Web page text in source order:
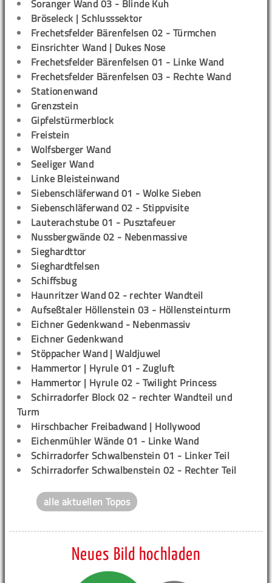
Soranger Wand 03 - Blinde Kuh
Bröseleck | Schlusssektor
Frechetsfelder Bärenfelsen 02 - Türmchen
Einsrichter Wand | Dukes Nose
Frechetsfelder Bärenfelsen 01 - Linke Wand
Frechetsfelder Bärenfelsen 03 - Rechte Wand
Stationenwand
Grenzstein
Gipfelstürmerblock
Freistein
Wolfsberger Wand
Seeliger Wand
Linke Bleisteinwand
Siebenschläferwand 01 - Wolke Sieben
Siebenschläferwand 02 - Stippvisite
Lauterachstube 01 - Pusztafeuer
Nussbergwände 02 - Nebenmassive
Sieghardttor
Sieghardtfelsen
Schiffsbug
Haunritzer Wand 02 - rechter Wandteil
Aufseßtaler Höllenstein 03 - Höllensteinturm
Eichner Gedenkwand - Nebenmassiv
Eichner Gedenkwand
Stöppacher Wand | Waldjuwel
Hammertor | Hyrule 01 - Zugluft
Hammertor | Hyrule 02 - Twilight Princess
Schirradorfer Block 02 - rechter Wandteil und
Turm
Hirschbacher Freibadwand | Hollywood
Eichenmühler Wände 01 - Linke Wand
Schirradorfer Schwalbenstein 01 - Linker Teil
Schirradorfer Schwalbenstein 02 - Rechter Teil
alle aktuellen Topos
Neues Bild hochladen